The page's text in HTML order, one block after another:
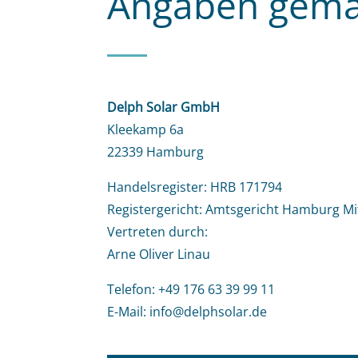
Delph Solar GmbH
Kleekamp 6a
22339 Hamburg
Handelsregister: HRB 171794
Registergericht: Amtsgericht Hamburg
Vertreten durch:
Arne Oliver Linau
Telefon: +49 176 63 39 99 11
E-Mail: info@delphsolar.de